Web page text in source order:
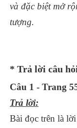
và đặc biệt mở
tượng.
* Trả lời câu
Câu 1 - Trang
Trả lời:
Bài đọc trên là